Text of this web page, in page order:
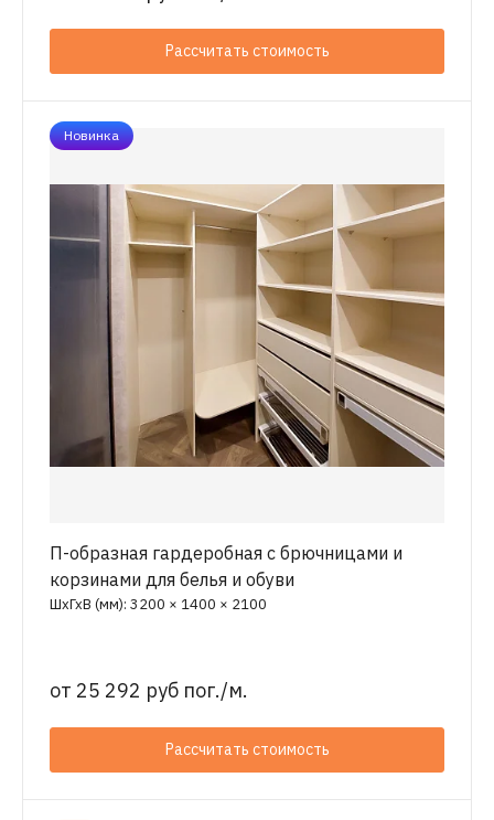
Рассчитать стоимость
Новинка
П-образная гардеробная с брючницами и
корзинами для белья и обуви
ШхГхВ (мм): 3200 × 1400 × 2100
от 25 292 руб пог./м.
Рассчитать стоимость